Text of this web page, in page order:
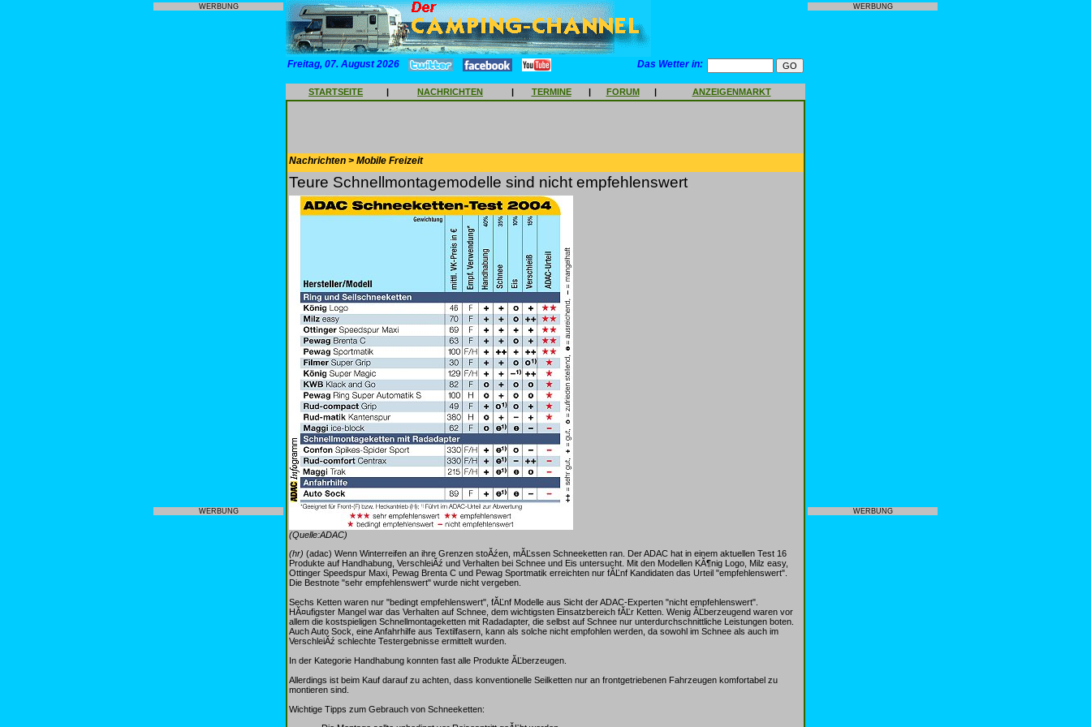
WERBUNG
WERBUNG
Freitag, 07. August 2026 Das Wetter in:
STARTSEITE | NACHRICHTEN | TERMINE | FORUM | ANZEIGENMARKT
Nachrichten > Mobile Freizeit
Teure Schnellmontagemodelle sind nicht empfehlenswert
(Quelle:ADAC)
(hr) (adac) Wenn Winterreifen an ihre Grenzen stoĂźen, mĂĽssen Schneeketten ran. Der ADAC hat in einem aktuellen Test 16
Produkte auf Handhabung, VerschleiĂź und Verhalten bei Schnee und Eis untersucht. Mit den Modellen KĂ¶nig Logo, Milz easy,
Ottinger Speedspur Maxi, Pewag Brenta C und Pewag Sportmatik erreichten nur fĂĽnf Kandidaten das Urteil "empfehlenswert".
Die Bestnote "sehr empfehlenswert" wurde nicht vergeben.
Sechs Ketten waren nur "bedingt empfehlenswert", fĂĽnf Modelle aus Sicht der ADAC-Experten "nicht empfehlenswert".
HĂ¤ufigster Mangel war das Verhalten auf Schnee, dem wichtigsten Einsatzbereich fĂĽr Ketten. Wenig ĂĽberzeugend waren vor
allem die kostspieligen Schnellmontageketten mit Radadapter, die selbst auf Schnee nur unterdurchschnittliche Leistungen boten.
Auch Auto Sock, eine Anfahrhilfe aus Textilfasern, kann als solche nicht empfohlen werden, da sowohl im Schnee als auch im
VerschleiĂź schlechte Testergebnisse ermittelt wurden.
In der Kategorie Handhabung konnten fast alle Produkte ĂĽberzeugen.
Allerdings ist beim Kauf darauf zu achten, dass konventionelle Seilketten nur an frontgetriebenen Fahrzeugen komfortabel zu
montieren sind.
Wichtige Tipps zum Gebrauch von Schneeketten:
WERBUNG
WERBUNG